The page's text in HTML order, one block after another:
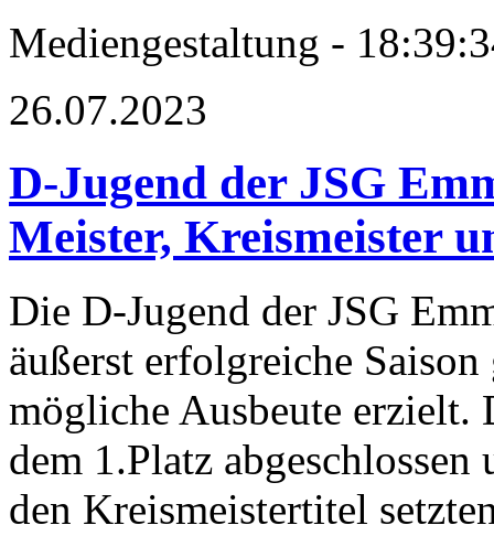
Mediengestaltung -
26.07.2023
D-Jugend der JSG
Meister, Kreismeister
Die D-Jugend der JSG
äußerst erfolgreiche
mögliche Ausbeute erzielt.
dem 1.Platz
den Kreismeistertitel